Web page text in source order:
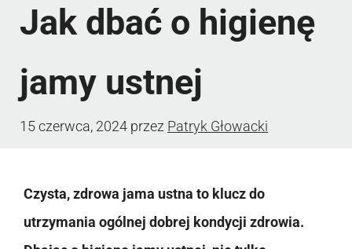
Jak dbać o higienę
jamy ustnej
15 czerwca, 2024 przez Patryk Głowacki
Czysta, zdrowa jama ustna to klucz do
utrzymania ogólnej dobrej kondycji zdrowia.